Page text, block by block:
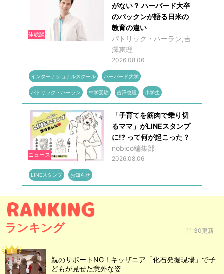
体験談
がない？ ハーバード大卒
のパックンが語る日米の
教育の違い
パトリック・ハーラン,吉
澤恵理
2026.08.06
インターナショナルスクール ハーバード大学
パトリック・ハーラン 中学受験 吉澤恵理 小学生
ニュース
「子育てを筋肉で乗り切
るママ」がLINEスタンプ
に!? って何が起こった？
nobico編集部
2026.08.06
LINEスタンプ お知らせ
ランキング 11:30更新
親のサポートNG！キッザニア「化石発掘現場」で子
どもが見せた意外な姿